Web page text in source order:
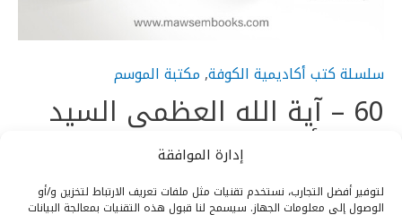
إدارة الموافقة
لتوفير أفضل التجارب، نستخدم تقنيات مثل ملفات تعريف الارتباط لتخزين و/أو
الوصول إلى معلومات الجهاز. سيسمح لنا قبول هذه التقنيات بمعالجة البيانات
سلسلة كتب أكاديمية الكوفة, مكتبة الموسم
60 – آية الله العظمى السيد
عبد الأعلى السبزواري
€10.90